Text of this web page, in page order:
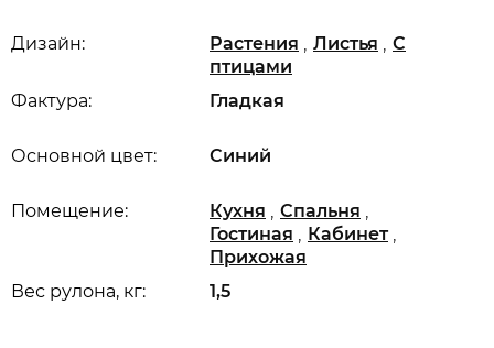
Вес рулона, кг: 1,5
Основной цвет: Синий
Дизайн: Растения , Листья , С
птицами
Помещение: Кухня , Спальня ,
Гостиная , Кабинет ,
Прихожая
Фактура: Гладкая